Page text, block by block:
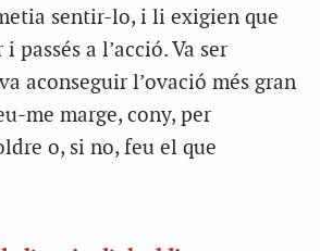
sentir-lo, i li exigien que
passés a l’acció. Va ser
aconseguir l’ovació més gran
me marge, cony, per
o, si no, feu el que